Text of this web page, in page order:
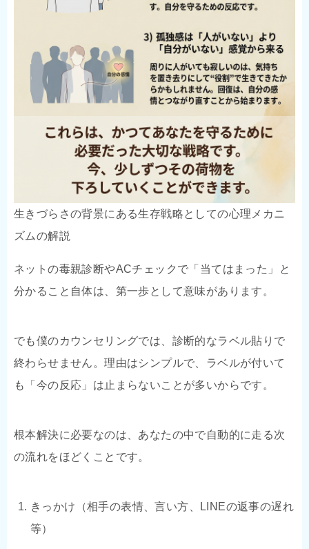
生きづらさの背景にある生存戦略としての心理メカニ
ズムの解説
ネットの毒親診断やACチェックで「当てはまった」と
分かること自体は、第一歩として意味があります。
でも僕のカウンセリングでは、診断的なラベル貼りで
終わらせません。理由はシンプルで、ラベルが付いて
も「今の反応」は止まらないことが多いからです。
根本解決に必要なのは、あなたの中で自動的に走る次
の流れをほどくことです。
きっかけ（相手の表情、言い方、LINEの返事の遅れ
等）